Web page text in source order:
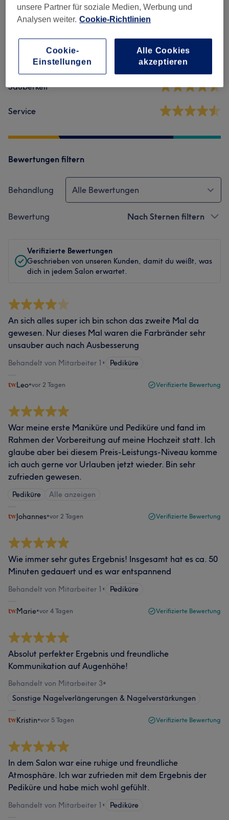
4,6 1056 Bewertungen
Ambiente
Sauberkeit
Service
Bewertungen filtern
Behandlung Alle Bewertungen
Bewertung Nach Sternen filtern
Verifizierte Bewertungen
Geschrieben von unseren Kunden, damit du weißt, was
dich in jedem Salon erwartet.
An sich alles super ich bin schon das zweite Mal da
gewesen. Nur dieses Mal waren die Farbränder sehr
unsauber auch nach Ausbesserung
Behandelt von Mitarbeiter 1 • Pediküre
Leo•vor 2 Tagen Verifizierte Bewertung
War meine erste Maniküre und Pediküre und fand im
Rahmen der Vorbereitung auf meine Hochzeit statt. Ich
glaube aber bei diesem Preis-Leistungs-Niveau komme
ich auch gerne vor Urlauben jetzt wieder. Bin sehr
zufrieden gewesen.
Pediküre Alle anzeigen
Johannes•vor 2 Tagen Verifizierte Bewertung
Wie immer sehr gutes Ergebnis! Insgesamt hat es ca. 50
Minuten gedauert und es war entspannend
Behandelt von Mitarbeiter 1 • Pediküre
Marie•vor 4 Tagen Verifizierte Bewertung
Absolut perfekter Ergebnis und freundliche
Kommunikation auf Augenhöhe!
Behandelt von Mitarbeiter 3•
Sonstige Nagelverlängerungen & Nagelverstärkungen
Kristin•vor 5 Tagen Verifizierte Bewertung
In dem Salon war eine ruhige und freundliche
Atmosphäre. Ich war zufrieden mit dem Ergebnis der
Pediküre und habe mich wohl gefühlt.
Behandelt von Mitarbeiter 1 • Pediküre
unsere Partner für soziale Medien, Werbung und
Analysen weiter. Cookie-Richtlinien
Cookie-
Einstellungen
Alle Cookies
akzeptieren